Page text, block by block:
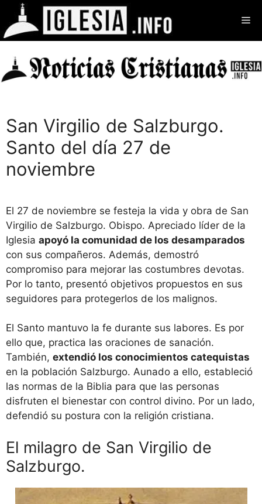
Saltar
contenido
San Virgilio de Salzburgo.
Santo del día 27 de
noviembre
El 27 de noviembre se festeja la vida y obra de San
Virgilio de Salzburgo. Obispo. Apreciado líder de la
Iglesia apoyó la comunidad de los desamparados
con sus compañeros. Además, demostró
compromiso para mejorar las costumbres devotas.
Por lo tanto, presentó objetivos propuestos en sus
seguidores para protegerlos de los malignos.
El Santo mantuvo la fe durante sus labores. Es por
ello que, practica las oraciones de sanación.
También, extendió los conocimientos catequistas
en la población Salzburgo. Aunado a ello, estableció
las normas de la Biblia para que las personas
disfruten el bienestar con control divino. Por un lado,
defendió su postura con la religión cristiana.
El milagro de San Virgilio de
Salzburgo.